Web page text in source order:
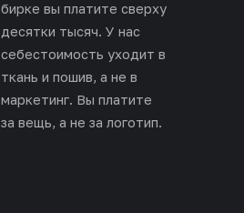
бирке вы платите сверху
десятки тысяч. У нас
себестоимость уходит в
ткань и пошив, а не в
маркетинг. Вы платите
за вещь, а не за логотип.